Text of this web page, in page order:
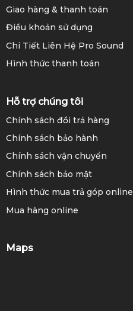
Giao hàng & thanh toán
Điều khoản sử dụng
Chi Tiết Liên Hệ Pro Sound
Hình thức thanh toán
Hỗ trợ chúng tôi
Chính sách đổi trả hàng
Chính sách bảo hành
Chính sách vận chuyển
Chính sách bảo mật
Hình thức mua trả góp online
Mua hàng online
Maps